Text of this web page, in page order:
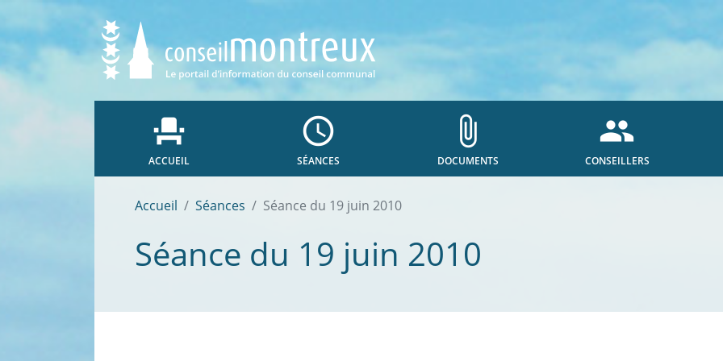
event_seat
ACCUEIL
access_time
SÉANCES
attach_file
DOCUMENTS
people
CONSEILLERS
Accueil Séances Séance du 19 juin 2010
Séance du 19 juin 2010